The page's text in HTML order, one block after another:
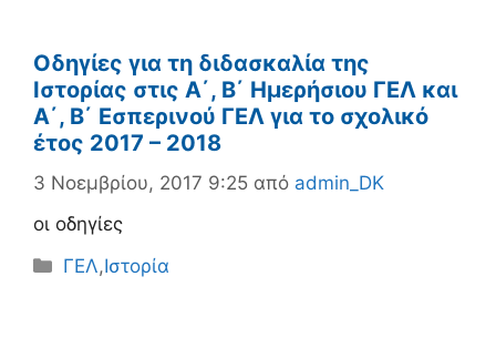
Οδηγίες για τη διδασκαλία της
Ιστορίας στις Α΄, Β΄ Ημερήσιου ΓΕΛ και
Α΄, Β΄ Εσπερινού ΓΕΛ για το σχολικό
έτος 2017 – 2018
3 Νοεμβρίου, 2017 9:25 από admin_DK
οι οδηγίες
Κατηγορίες
ΓΕΛ,Ιστορία